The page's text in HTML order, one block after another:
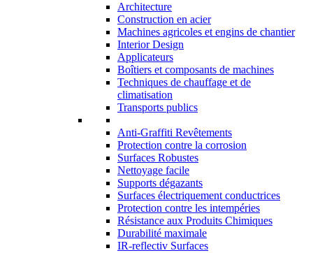
Architecture
Construction en acier
Machines agricoles et engins de chantier
Interior Design
Applicateurs
Boîtiers et composants de machines
Techniques de chauffage et de
climatisation
Transports publics
Anti-Graffiti Revêtements
Protection contre la corrosion
Surfaces Robustes
Nettoyage facile
Supports dégazants
Surfaces électriquement conductrices
Protection contre les intempéries
Résistance aux Produits Chimiques
Durabilité maximale
IR-reflectiv Surfaces